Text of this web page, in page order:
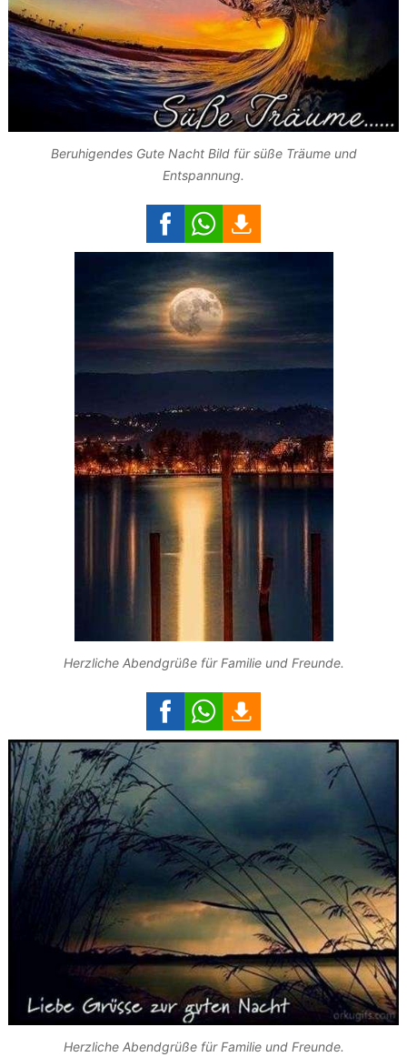
Beruhigendes Gute Nacht Bild für süße Träume und
Entspannung.
Herzliche Abendgrüße für Familie und Freunde.
Herzliche Abendgrüße für Familie und Freunde.